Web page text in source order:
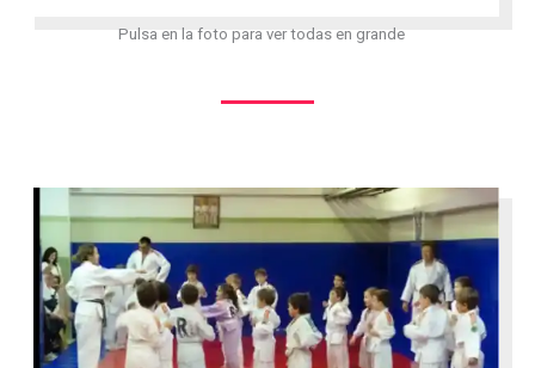
Pulsa en la foto para ver todas en grande